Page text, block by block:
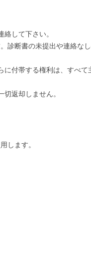
して下さい。
診断書の未提出や連絡な
付帯する権利は、すべ
返却しません。
します。